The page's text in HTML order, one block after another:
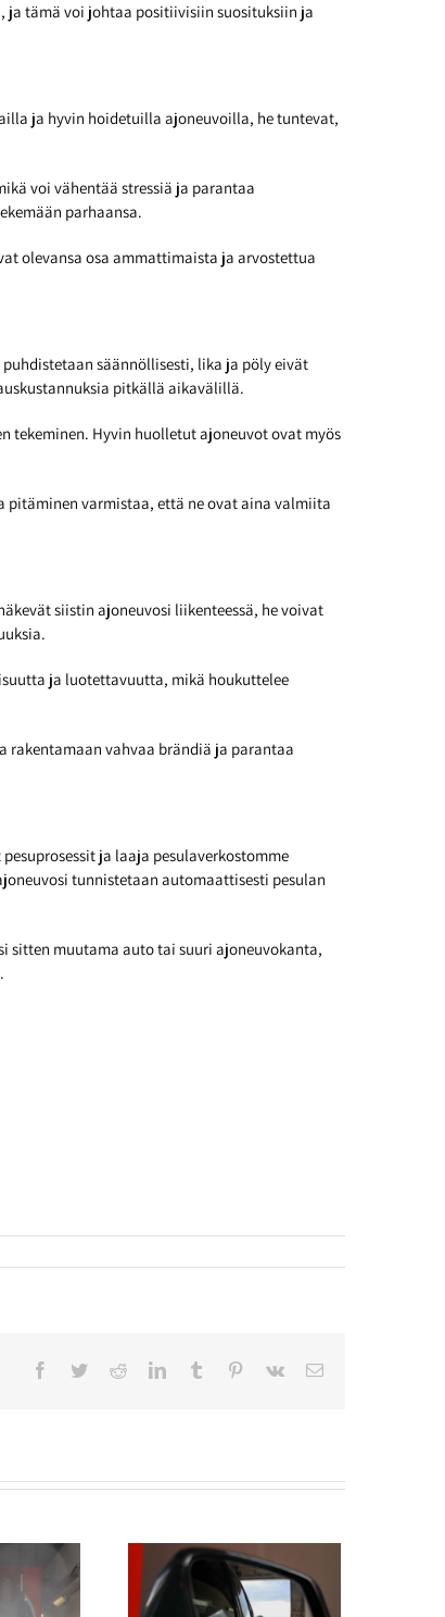
ja tämä voi johtaa positiivisiin suosituksiin ja
ja hyvin hoidetuilla ajoneuvoilla, he tuntevat,
voi vähentää stressiä ja parantaa
parhaansa.
olevansa osa ammattimaista ja arvostettua
säännöllisesti, lika ja pöly eivät
pitkällä aikavälillä.
tekeminen. Hyvin huolletut ajoneuvot ovat myös
pitäminen varmistaa, että ne ovat aina valmiita
siistin ajoneuvosi liikenteessä, he voivat
ja luotettavuutta, mikä houkuttelee
rakentamaan vahvaa brändiä ja parantaa
ja laaja pesulaverkostomme
tunnistetaan automaattisesti pesulan
sitten muutama auto tai suuri ajoneuvokanta,
Facebook
TwitterRedditLinkedInTumblr Pinterest
Vk Sähköposti